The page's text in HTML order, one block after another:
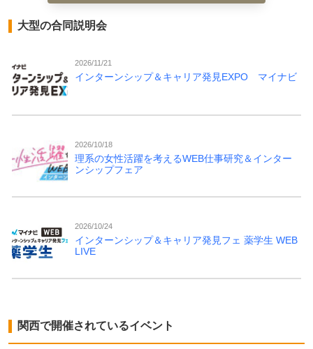
大型の合同説明会
2026/11/21
インターンシップ＆キャリア発見EXPO マイナビ
2026/10/18
理系の女性活躍を考えるWEB仕事研究＆インター
ンシップフェア
2026/10/24
インターンシップ＆キャリア発見フェ 薬学生 WEB
LIVE
関西で開催されているイベント